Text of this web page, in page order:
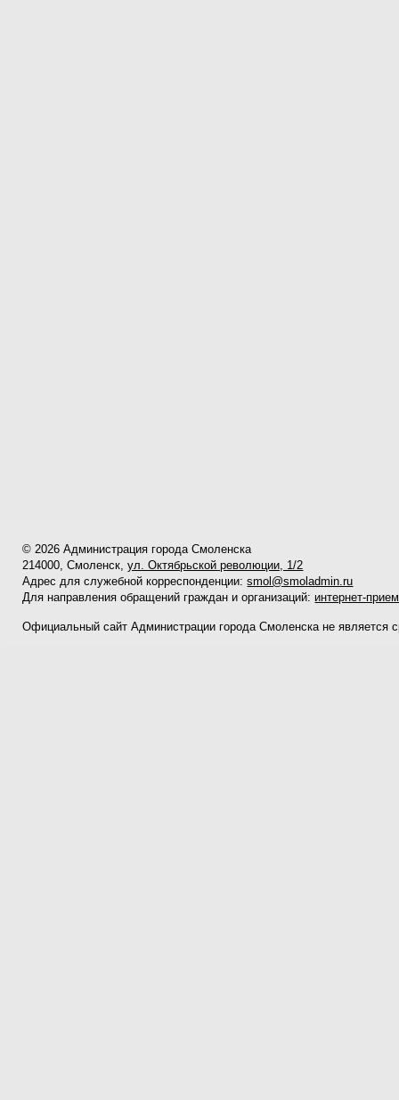
© 2026 Администрация города Смоленска
214000, Смоленск,ул. Октябрьской революции, 1/2
Адрес для служебной корреспонденции:smol@smoladmin.ru
Для направления обращений граждан и организаций: интернет-
Официальный сайт Администрации города Смоленска не является